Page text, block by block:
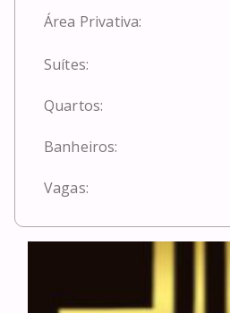
Área Privativa:
Suítes:
Quartos:
Banheiros:
Vagas: